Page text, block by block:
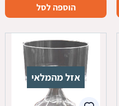
הוספה לסל
אזל מהמלאי